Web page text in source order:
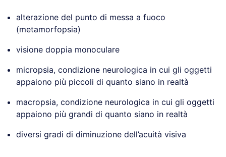
alterazione del punto di messa a fuoco
(metamorfopsia)
visione doppia monoculare
micropsia, condizione neurologica in cui gli oggetti
appaiono più piccoli di quanto siano in realtà
macropsia, condizione neurologica in cui gli oggetti
appaiono più grandi di quanto siano in realtà
diversi gradi di diminuzione dell’acuità visiva